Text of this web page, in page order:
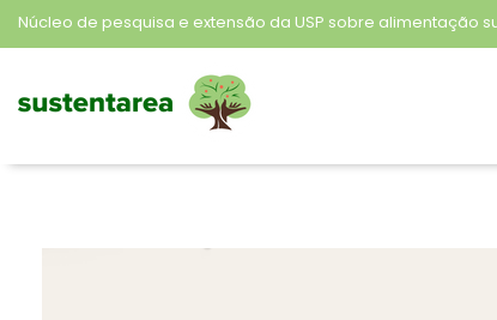
Núcleo de pesquisa e extensão da USP sobre alimentação
Sustentarea